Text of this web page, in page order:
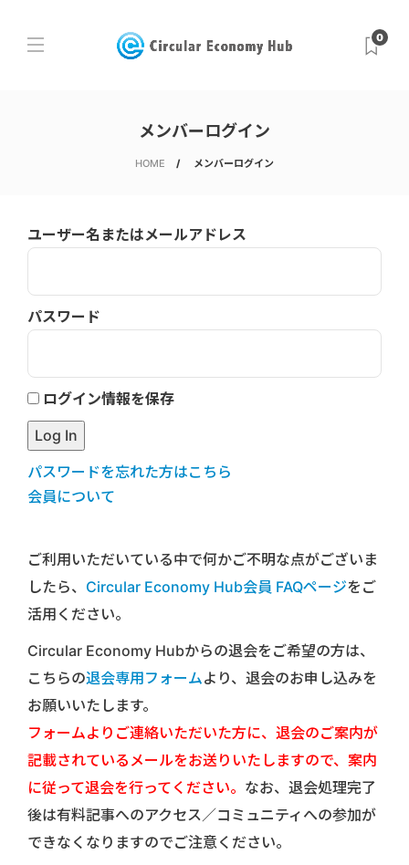
0
メンバーログイン
HOME メンバーログイン
ユーザー名またはメールアドレス
パスワード
ログイン情報を保存
パスワードを忘れた方はこちら
会員について
ご利用いただいている中で何かご不明な点がございま
したら、 Circular Economy Hub会員 FAQページをご
活用ください。
Circular Economy Hubからの退会をご希望の方は、
こちらの退会専用フォームより、退会のお申し込みを
お願いいたします。
フォームよりご連絡いただいた方に、退会のご案内が
記載されているメールをお送りいたしますので、案内
に従って退会を行ってください。 なお、退会処理完了
後は有料記事へのアクセス／コミュニティへの参加が
できなくなりますのでご注意ください。